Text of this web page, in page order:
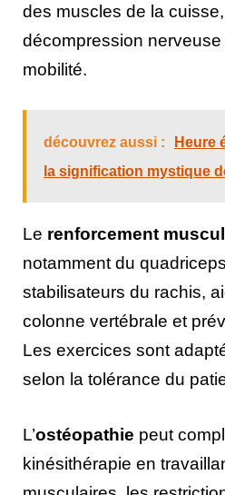
des muscles de la
décompression nerveuse
mobilité.
découvrez aussi :
Heure
la signification mystique
Le renforcement
notamment du
stabilisateurs du rachis,
colonne vertébrale et
Les exercices sont
selon la tolérance du
L’ostéopathie peut
kinésithérapie en